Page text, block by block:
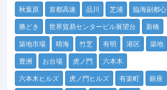
秋葉原 首都高速 品川 芝浦
臨海副都心
勝どき
世界貿易センタービル展望台
新橋
築地市場
晴海 竹芝 有明 港区
築地
豊洲
お台場 虎ノ門
六本木
六本木ヒルズ
虎ノ門ヒルズ 有楽町
銀座